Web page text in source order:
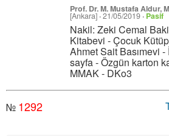
Prof. Dr. M. Mustafa Aldur,
[Ankara] ·21/05/2019 · Pasif
Nakil: Zeki Cemal
Kitabevi - Çocuk
Ahmet Sait Basımevi
sayfa - Özgün karton
MMAK - DKo3
№ 1292